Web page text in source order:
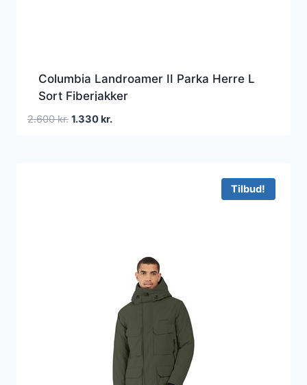
Columbia Landroamer II Parka Herre L
Sort Fiberjakker
2.600kr. Den
1.330kr.Den
Tilbud!